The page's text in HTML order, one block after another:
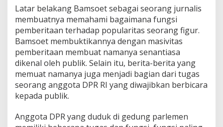
G
o
l
k
a
r
e
r
p
Latar belakang Bamsoet sebagai seorang jurnalis
membuatnya memahami bagaimana fungsi
pemberitaan terhadap popularitas seorang figur.
Bamsoet membuktikannya dengan masivitas
pemberitaan membuat namanya senantiasa
dikenal oleh publik. Selain itu, berita-berita yang
memuat namanya juga menjadi bagian dari tugas
seorang anggota DPR RI yang diwajibkan berbicara
kepada publik.
Anggota DPR yang duduk di gedung parlemen